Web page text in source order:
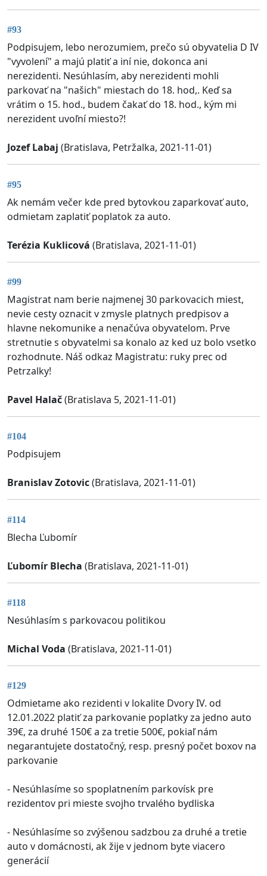
#93
Podpisujem, lebo nerozumiem, prečo sú obyvatelia D IV
"vyvolení" a majú platiť a iní nie, dokonca ani
nerezidenti. Nesúhlasím, aby nerezidenti mohli
parkovať na "našich" miestach do 18. hod,. Keď sa
vrátim o 15. hod., budem čakať do 18. hod., kým mi
nerezident uvoľní miesto?!
Jozef Labaj (Bratislava, Petržalka, 2021-11-01)
#95
Ak nemám večer kde pred bytovkou zaparkovať auto,
odmietam zaplatiť poplatok za auto.
Terézia Kuklicová (Bratislava, 2021-11-01)
#99
Magistrat nam berie najmenej 30 parkovacich miest,
nevie cesty oznacit v zmysle platnych predpisov a
hlavne nekomunike a nenačúva obyvatelom. Prve
stretnutie s obyvatelmi sa konalo az ked uz bolo vsetko
rozhodnute. Náš odkaz Magistratu: ruky prec od
Petrzalky!
Pavel Halač(Bratislava 5, 2021-11-01)
#104
Podpisujem
Branislav Zotovic(Bratislava, 2021-11-01)
#114
Blecha Ľubomír
Ľubomír Blecha (Bratislava, 2021-11-01)
#118
Nesúhlasím s parkovacou politikou
Michal Voda (Bratislava, 2021-11-01)
#129
Odmietame ako rezidenti v lokalite Dvory IV. od
12.01.2022 platiť za parkovanie poplatky za jedno auto
39€, za druhé 150€ a za tretie 500€, pokiaľ nám
negarantujete dostatočný, resp. presný počet boxov na
parkovanie
- Nesúhlasíme so spoplatnením parkovísk pre
rezidentov pri mieste svojho trvalého bydliska
- Nesúhlasíme so zvýšenou sadzbou za druhé a tretie
auto v domácnosti, ak žije v jednom byte viacero
generácií